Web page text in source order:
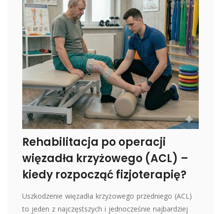
Rehabilitacja po operacji
więzadła krzyżowego (ACL) –
kiedy rozpocząć fizjoterapię?
Uszkodzenie więzadła krzyżowego przedniego (ACL)
to jeden z najczęstszych i jednocześnie najbardziej